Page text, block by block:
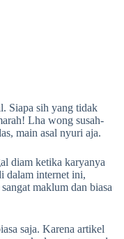
Siapa sih yang tidak
Lha wong susah-
main asal nyuri aja.
diam ketika karyanya
dalam internet ini,
maklum dan biasa
saja. Karena artikel